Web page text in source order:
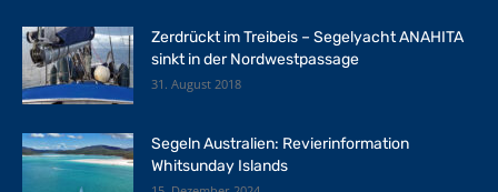
Zerdrückt im Treibeis – Segelyacht ANAHITA
sinkt in der Nordwestpassage
31. August 2018
Segeln Australien: Revierinformation
Whitsunday Islands